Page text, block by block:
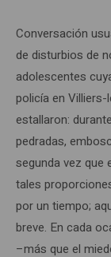
Conversación
de disturbios de
adolescentes
policía en Villiers-
estallaron:
pedradas,
segunda vez que
tales
por un tiempo;
breve. En cada
–más que el